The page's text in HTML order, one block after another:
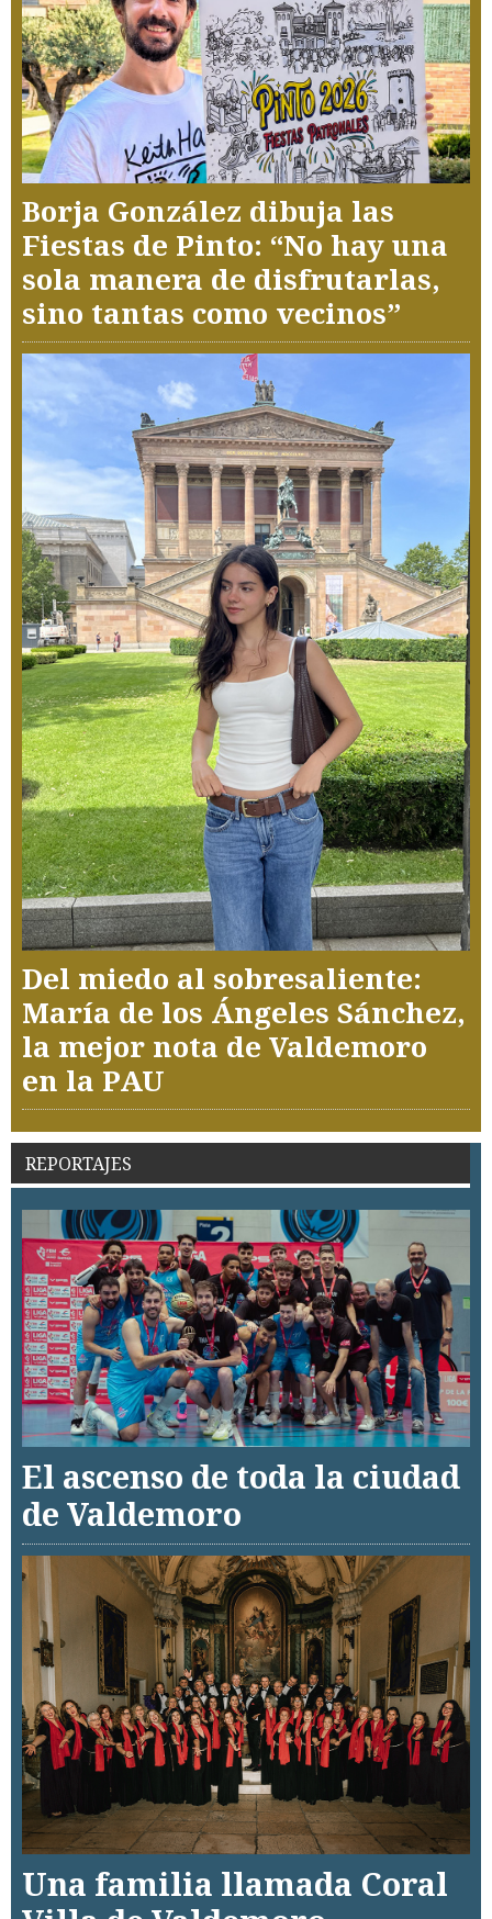
Borja González dibuja las
Fiestas de Pinto: “No hay una
sola manera de disfrutarlas,
sino tantas como vecinos”
Del miedo al sobresaliente:
María de los Ángeles Sánchez,
la mejor nota de Valdemoro
en la PAU
REPORTAJES
El ascenso de toda la ciudad
de Valdemoro
Una familia llamada Coral